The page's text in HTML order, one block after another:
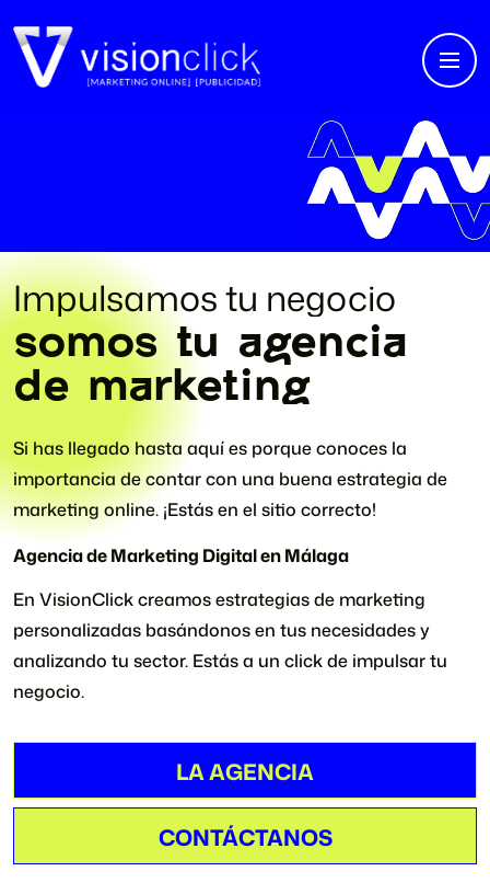
Impulsamos tu negocio
somos tu agencia
de marketing
Si has llegado hasta aquí es porque conoces la
importancia de contar con una buena estrategia de
marketing online. ¡Estás en el sitio correcto!
Agencia de Marketing Digital en Málaga
En VisionClick creamos estrategias de marketing
personalizadas basándonos en tus necesidades y
analizando tu sector. Estás a un click de impulsar tu
negocio.
LA AGENCIA
LA AGENCIA
CONTÁCTANOS
CONTÁCTANOS